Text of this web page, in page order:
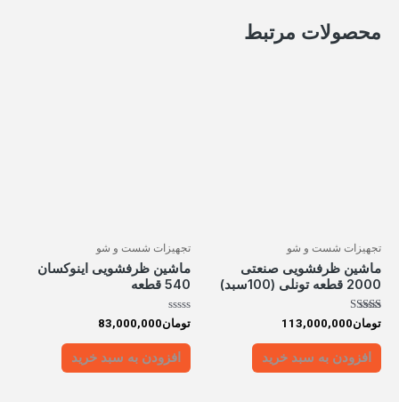
محصولات مرتبط
تجهیزات شست و شو
ماشین ظرفشویی صنعتی
2000 قطعه تونلی (100سبد)
امتیاز
5.00
از 5
تومان113,000,000
افزودن به سبد خرید
تجهیزات شست و شو
ماشین ظرفشویی اینوکسان
540 قطعه
امتیاز
0
از
تومان83,000,000
افزودن به سبد خرید